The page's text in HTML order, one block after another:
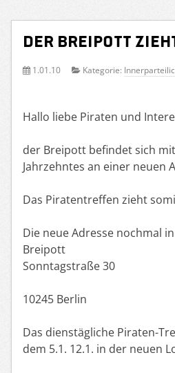
Der Breipott
1.01.10 Kategorie:
Hallo liebe Piraten und
der Breipott befindet sich
Jahrzehntes an einer neuen
Das Piratentreffen zieht
Die neue Adresse nochmal
Breipott
Sonntagstraße 30
10245 Berlin
Das dienstägliche Piraten-
dem 5.1. 12.1. in der neuen